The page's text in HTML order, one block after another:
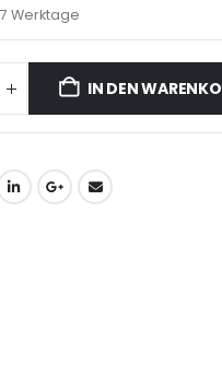
Werktage
IN DEN